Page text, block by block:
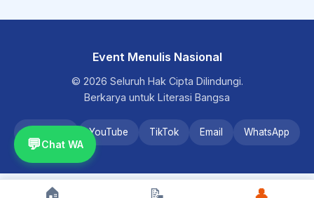
Event Menulis Nasional
© 2026 Seluruh Hak Cipta Dilindungi.
Berkarya untuk Literasi Bangsa
YouTube TikTok Email WhatsApp
💬Chat WA
🏠 📝 👤